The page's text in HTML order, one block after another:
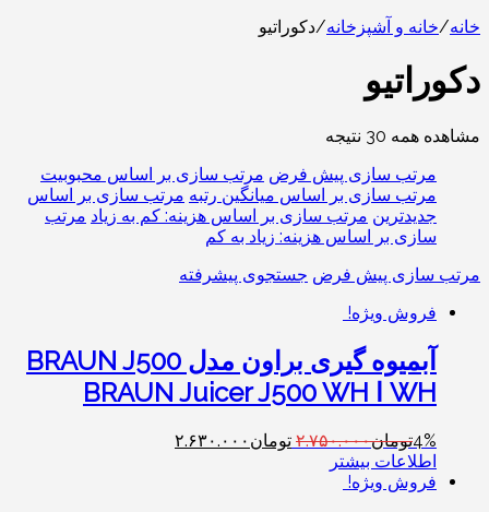
خانه/خانه و آشپزخانه/دکوراتیو
دکوراتیو
مشاهده همه 30 نتیجه
مرتب سازی پیش فرض مرتب سازی بر اساس محبوبیت
مرتب سازی بر اساس میانگین رتبه مرتب سازی بر اساس
جدیدترین مرتب سازی بر اساس هزینه: کم به زیاد مرتب
سازی بر اساس هزینه: زیاد به کم
مرتب سازی پیش فرض جستجوی پیشرفته
فروش ویژه!
آبمیوه گیری براون مدل BRAUN J500
WH ا BRAUN Juicer J500 WH
4%تومان۲.۷۵۰.۰۰۰ تومان ۲.۶۳۰.۰۰۰
اطلاعات بیشتر
فروش ویژه!